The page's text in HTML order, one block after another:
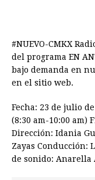
#NUEVO-CMKX
del programa EN
bajo demanda en
en el sitio web.
Fecha: 23 de julio
(8:30 am-10:00 am)
Dirección: Idania
Zayas Conducción:
de sonido: Anarella